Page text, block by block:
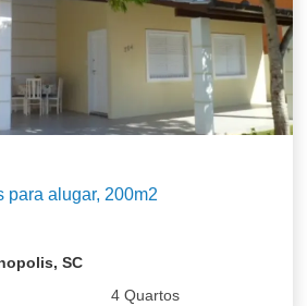
para alugar, 200m2
SC
4Quartos